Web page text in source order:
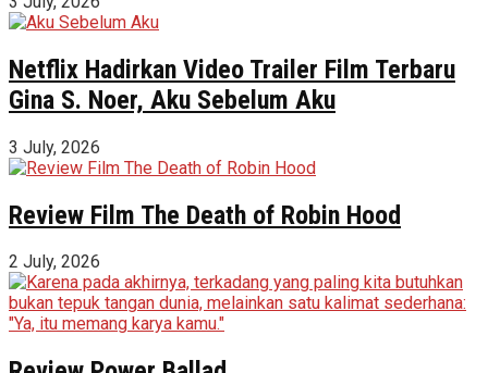
Netflix Hadirkan Video Trailer Film Terbaru
Gina S. Noer, Aku Sebelum Aku
3 July, 2026
Review Film The Death of Robin Hood
2 July, 2026